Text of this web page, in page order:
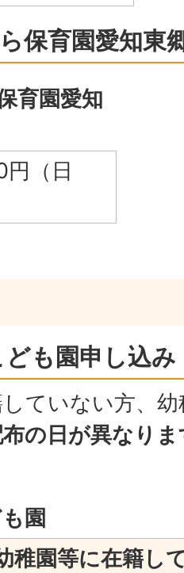
保育園愛知東
育園愛知
（日
も園申し込み
ていない方、
の日が異なり
園
稚園等に在籍し